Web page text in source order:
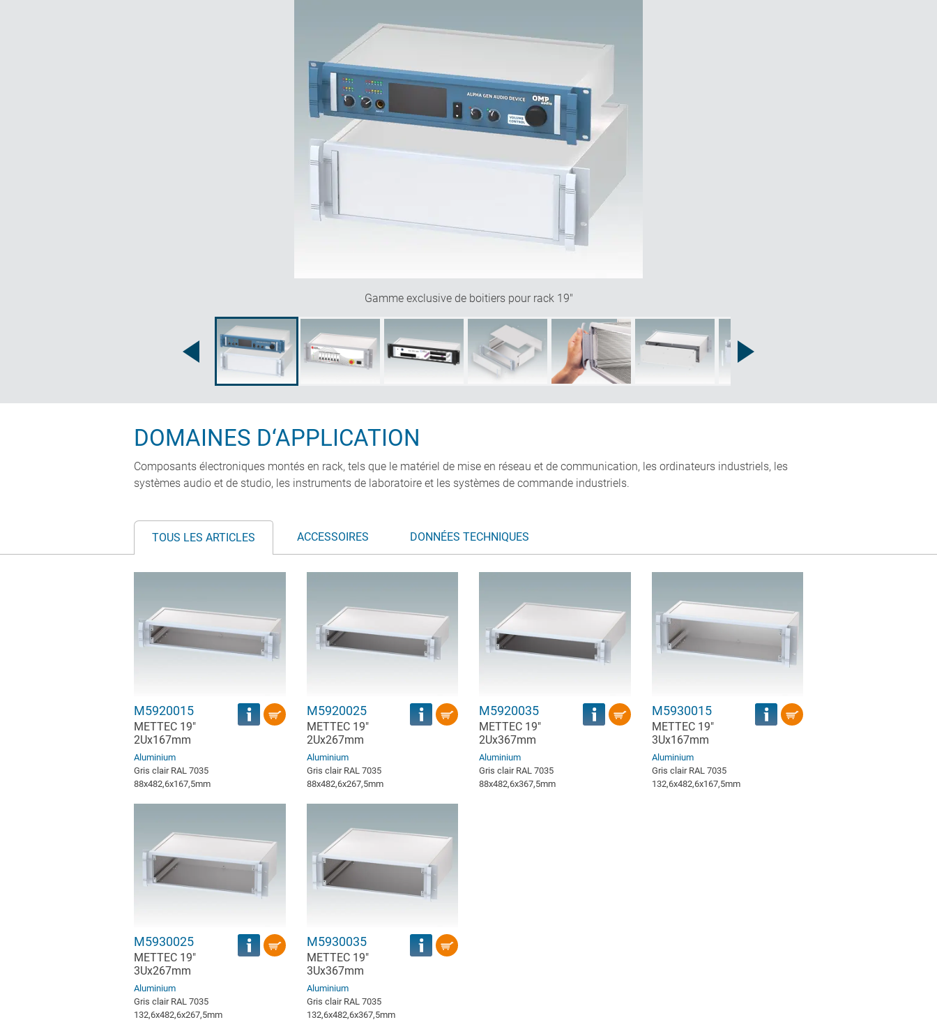
Gamme exclusive de boitiers pour rack 19"
DOMAINES D‘APPLICATION
Composants électroniques montés en rack, tels que le matériel de mise en réseau et de communication, les ordinateurs industriels, les
systèmes audio et de studio, les instruments de laboratoire et les systèmes de commande industriels.
TOUS LES ARTICLES ACCESSOIRES DONNÉES TECHNIQUES
M5920015
METTEC 19"
2Ux167mm
Aluminium
Gris clair RAL 7035
88x482,6x167,5mm
M5920025
METTEC 19"
2Ux267mm
Aluminium
Gris clair RAL 7035
88x482,6x267,5mm
M5920035
METTEC 19"
2Ux367mm
Aluminium
Gris clair RAL 7035
88x482,6x367,5mm
M5930015
METTEC 19"
3Ux167mm
Aluminium
Gris clair RAL 7035
132,6x482,6x167,5mm
M5930025
METTEC 19"
3Ux267mm
Aluminium
Gris clair RAL 7035
132,6x482,6x267,5mm
M5930035
METTEC 19"
3Ux367mm
Aluminium
Gris clair RAL 7035
132,6x482,6x367,5mm